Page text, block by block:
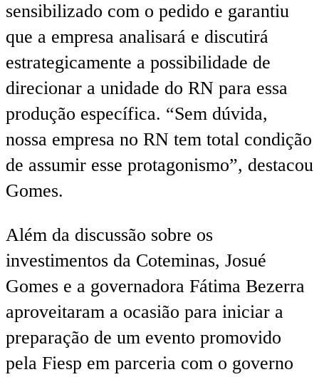
sensibilizado com o pedido e garantiu
que a empresa analisará e discutirá
estrategicamente a possibilidade de
direcionar a unidade do RN para essa
produção específica. “Sem dúvida,
nossa empresa no RN tem total condição
de assumir esse protagonismo”, destacou
Gomes.
Além da discussão sobre os
investimentos da Coteminas, Josué
Gomes e a governadora Fátima Bezerra
aproveitaram a ocasião para iniciar a
preparação de um evento promovido
pela Fiesp em parceria com o governo